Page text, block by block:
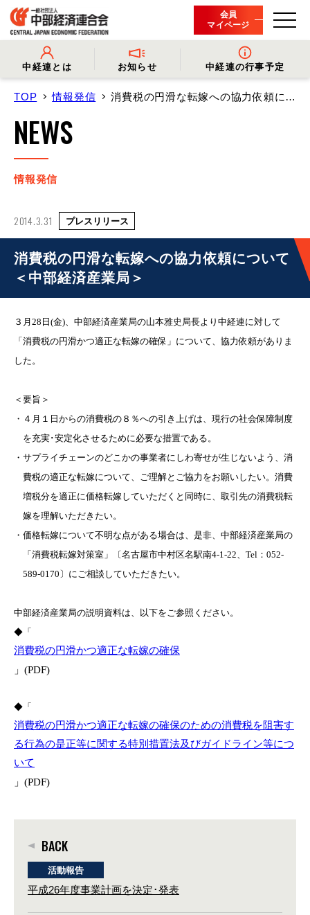
会員
マイページ
中経連とは
- 中経連とは - 会長挨拶
- 役員名簿
- 会員一覧
お知らせ
- 情報発信 - プレスリリース
- 会長コメント
- イベント・セミナー
中経連の行事予定
TOP 情報発信 消費税の円滑な転嫁への協力依頼に…
NEWS
情報発信
2014.3.31 プレスリリース
消費税の円滑な転嫁への協力依頼について
＜中部経済産業局＞
３月 28 日 (金)、中部経済産業局の山本雅史 局長より中経連に対して
「消費税の円滑かつ適正な転嫁の確保」について、協力依頼がありま
した。
＜要旨＞
・４月１日からの消費税の８％への引き上げは、現行の社会保障制度
を充実･安定化させるために必要な措置である。
・サプライチェーンのどこかの事業者にしわ寄せが生じないよう、消
費税の適正な転嫁について、ご理解とご協力をお願いしたい。消費
増税分を適正に価格転嫁していただくと同時に、取引先の消費税転
嫁を理解いただきたい。
・価格転嫁について不明な点がある場合は、是非、中部経済産業局の
「消費税転嫁対策室」〔名古屋市中村区名駅南4-1-22、Tel：052-
589-0170〕 にご相談していただきたい。
中部経済産業局の説明資料は、以下をご参照ください。
◆「
消費税の円滑かつ適正な転嫁の確保
」 (PDF)
◆「
消費税の円滑かつ適正な転嫁の確保のための消費税を阻害す
る行為の是正等に関する特別措置法及びガイドライン等につ
いて
」(PDF)
BACK
活動報告
平成26年度事業計画を決定･発表